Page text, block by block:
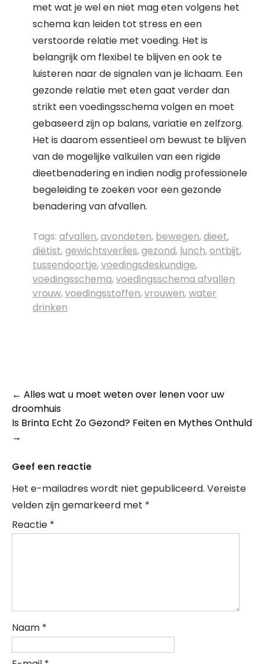
met wat je wel en niet mag eten volgens het
schema kan leiden tot stress en een
verstoorde relatie met voeding. Het is
belangrijk om flexibel te blijven en ook te
luisteren naar de signalen van je lichaam. Een
gezonde relatie met eten gaat verder dan
strikt een voedingsschema volgen en moet
gebaseerd zijn op balans, variatie en zelfzorg.
Het is daarom essentieel om bewust te blijven
van de mogelijke valkuilen van een rigide
dieetbenadering en indien nodig professionele
begeleiding te zoeken voor een gezonde
benadering van afvallen.
Tags: afvallen,avondeten, bewegen,dieet,
diëtist,gewichtsverlies,gezond, lunch,ontbijt,
tussendoortje,voedingsdeskundige,
voedingsschema,voedingsschema afvallen
vrouw,voedingsstoffen,vrouwen,water
drinken
Post
navigation
← Alles wat u moet weten over lenen voor uw
droomhuis
Is Brinta Echt Zo Gezond? Feiten en Mythes Onthuld
→
Geef een reactie
Het e-mailadres wordt niet gepubliceerd. Vereiste
velden zijn gemarkeerd met *
Reactie *
Naam *